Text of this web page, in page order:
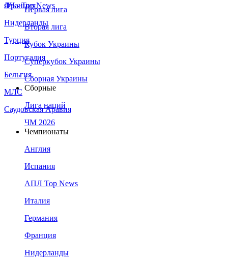
Франция
Нидерланды
Турция
Португалия
Бельгия
МЛС
Саудовская Аравия
ЛЧ - Top News
Первая лига
Вторая лига
Кубок Украины
Суперкубок Украины
Сборная Украины
Сборные
Лига наций
ЧМ 2026
Чемпионаты
Англия
Испания
АПЛ Top News
Италия
Германия
Франция
Нидерланды